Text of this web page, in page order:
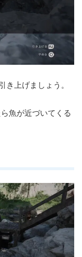
き上げましょう。
魚が近づいてくる